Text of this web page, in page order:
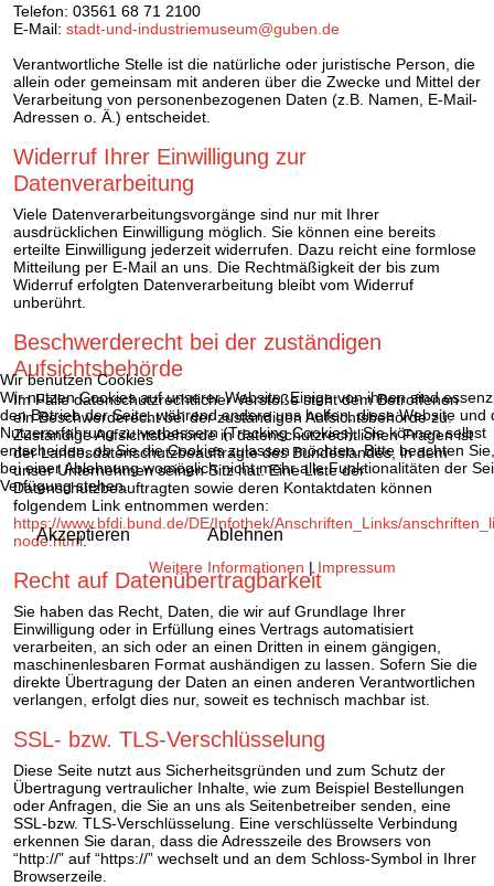
Telefon: 03561 68 71 2100
E-Mail: stadt-und-industriemuseum@guben.de
Verantwortliche Stelle ist die natürliche oder juristische Person, die
allein oder gemeinsam mit anderen über die Zwecke und Mittel der
Verarbeitung von personenbezogenen Daten (z.B. Namen, E-Mail-
Adressen o. Ä.) entscheidet.
Widerruf Ihrer Einwilligung zur
Datenverarbeitung
Viele Datenverarbeitungsvorgänge sind nur mit Ihrer
ausdrücklichen Einwilligung möglich. Sie können eine bereits
erteilte Einwilligung jederzeit widerrufen. Dazu reicht eine formlose
Mitteilung per E-Mail an uns. Die Rechtmäßigkeit der bis zum
Widerruf erfolgten Datenverarbeitung bleibt vom Widerruf
unberührt.
Beschwerderecht bei der zuständigen
Aufsichtsbehörde
Im Falle datenschutzrechtlicher Verstöße steht dem Betroffenen
ein Beschwerderecht bei der zuständigen Aufsichtsbehörde zu.
Zuständige Aufsichtsbehörde in datenschutzrechtlichen Fragen ist
der Landesdatenschutzbeauftragte des Bundeslandes, in dem
unser Unternehmen seinen Sitz hat. Eine Liste der
Datenschutzbeauftragten sowie deren Kontaktdaten können
folgendem Link entnommen werden:
https://www.bfdi.bund.de/DE/Infothek/Anschriften_Links/
node.html.
Recht auf Datenübertragbarkeit
Sie haben das Recht, Daten, die wir auf Grundlage Ihrer
Einwilligung oder in Erfüllung eines Vertrags automatisiert
verarbeiten, an sich oder an einen Dritten in einem gängigen,
maschinenlesbaren Format aushändigen zu lassen. Sofern Sie die
direkte Übertragung der Daten an einen anderen Verantwortlichen
verlangen, erfolgt dies nur, soweit es technisch machbar ist.
SSL- bzw. TLS-Verschlüsselung
Diese Seite nutzt aus Sicherheitsgründen und zum Schutz der
Übertragung vertraulicher Inhalte, wie zum Beispiel Bestellungen
oder Anfragen, die Sie an uns als Seitenbetreiber senden, eine
SSL-bzw. TLS-Verschlüsselung. Eine verschlüsselte Verbindung
erkennen Sie daran, dass die Adresszeile des Browsers von
“http://” auf “https://” wechselt und an dem Schloss-Symbol in Ihrer
Browserzeile.
Wir benutzen Cookies
Wir nutzen Cookies auf unserer Website. Einige von ihnen sind
den Betrieb der Seite, während andere uns helfen, diese Website und
Nutzererfahrung zu verbessern (Tracking Cookies). Sie können selbst
entscheiden, ob Sie die Cookies zulassen möchten. Bitte beachten
bei einer Ablehnung womöglich nicht mehr alle Funktionalitäten der
Verfügung stehen.
Akzeptieren Ablehnen
Weitere Informationen | Impressum